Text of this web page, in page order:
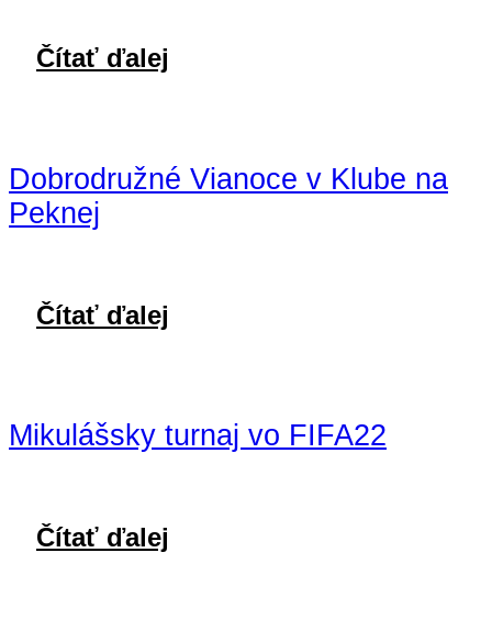
Čítať ďalej
Dobrodružné Vianoce v Klube na
Peknej
Čítať ďalej
Mikulášsky turnaj vo FIFA22
Čítať ďalej